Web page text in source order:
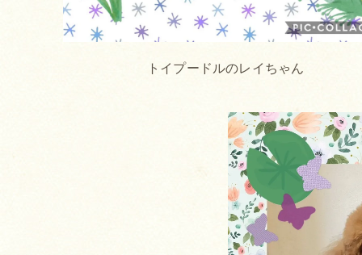
トイプードルのレイちゃん